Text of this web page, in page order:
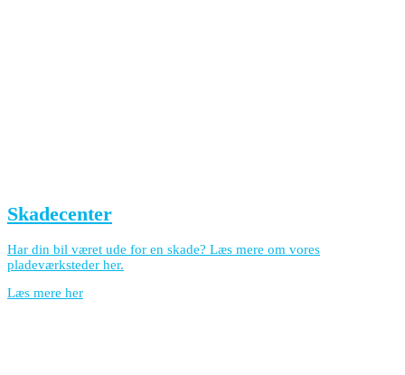
Skadecenter
Har din bil været ude for en skade? Læs mere om vores
pladeværksteder her.
Læs mere her